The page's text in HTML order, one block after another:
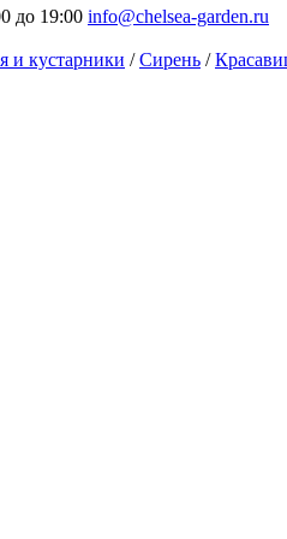
до 19:00 info@chelsea-garden.ru
и кустарники /Сирень /